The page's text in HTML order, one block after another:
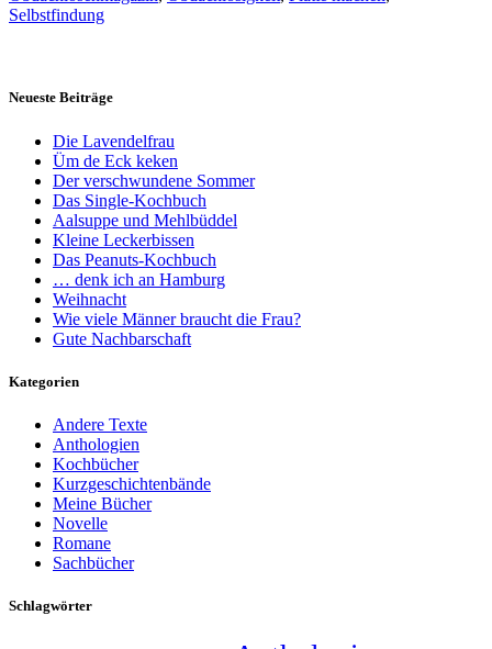
Selbstfindung
Neueste Beiträge
Die Lavendelfrau
Üm de Eck keken
Der verschwundene Sommer
Das Single-Kochbuch
Aalsuppe und Mehlbüddel
Kleine Leckerbissen
Das Peanuts-Kochbuch
… denk ich an Hamburg
Weihnacht
Wie viele Männer braucht die Frau?
Gute Nachbarschaft
Kategorien
Andere Texte
Anthologien
Kochbücher
Kurzgeschichtenbände
Meine Bücher
Novelle
Romane
Sachbücher
Schlagwörter